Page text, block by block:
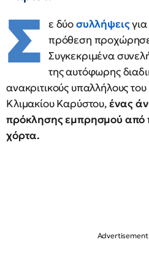
Σ ε δύοσυλλήψεις
πρόθεση
Συγκεκριμένα
της αυτόφωρης
ανακριτικούς υπαλλήλους
Κλιμακίου Καρύστου,ένας
πρόκλησης εμπρησμού από
χόρτα.